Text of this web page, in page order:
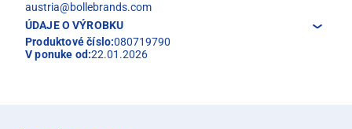
austria@bollebrands.com
ÚDAJE O VÝROBKU
Produktové číslo:080719790
V ponuke od:22.01.2026